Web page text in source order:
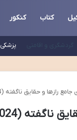
کتاب کنکور
گردشگری و اقامتی پزشکی
رازها و حقایق ناگفته (2024)
ناگفته (2024)